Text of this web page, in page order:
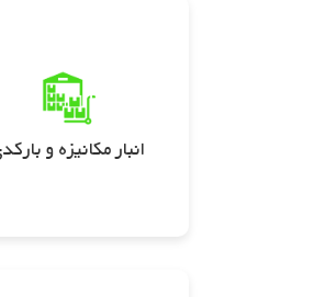
انبار مکانیزه و